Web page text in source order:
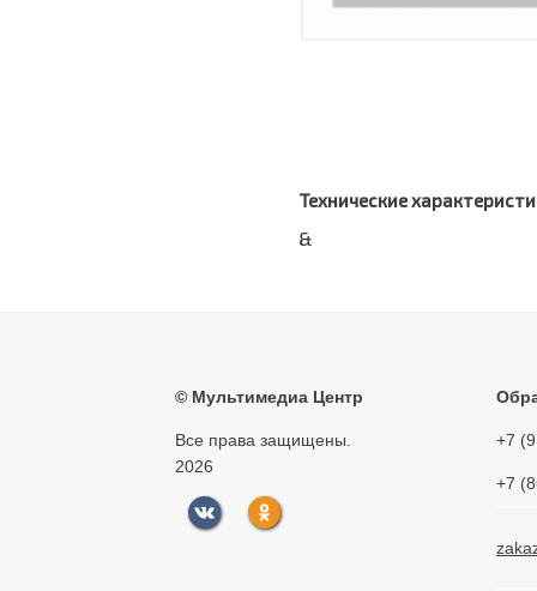
Технические
&
©Мультимедиа Центр
Все права защищены.
2026
+7
+7